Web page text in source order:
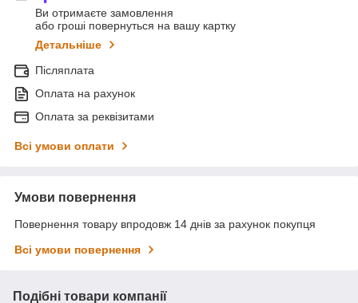
Ви отримаєте замовлення
або гроші повернуться на вашу картку
Детальніше
Післяплата
Оплата на рахунок
Оплата за реквізитами
Всі умови оплати
Умови повернення
Повернення товару впродовж 14 днів за рахунок покупця
Всі умови повернення
Подібні товари компанії